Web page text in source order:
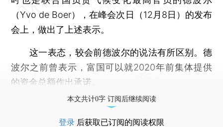
（Yvo de Boer），在峰会次日（12月8日）的发布
会上，做出了上述表示。
这一表态，较会前德波尔的说法有所区别。德
波尔之前曾表示，富国可以就2020年前集体提供
的资金总额作出承诺。
本文共计0字 订阅后继续阅读
登录 后获取已订阅的阅读权限